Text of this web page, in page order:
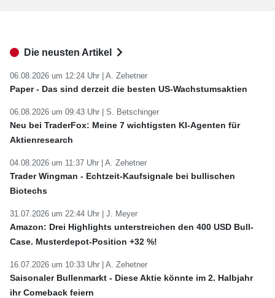
Die neusten Artikel
06.08.2026 um 12:24 Uhr | A. Zehetner
Paper - Das sind derzeit die besten US-Wachstumsaktien
06.08.2026 um 09:43 Uhr | S. Betschinger
Neu bei TraderFox: Meine 7 wichtigsten KI-Agenten für
Aktienresearch
04.08.2026 um 11:37 Uhr | A. Zehetner
Trader Wingman - Echtzeit-Kaufsignale bei bullischen
Biotechs
31.07.2026 um 22:44 Uhr | J. Meyer
Amazon: Drei Highlights unterstreichen den 400 USD Bull-
Case. Musterdepot-Position +32 %!
16.07.2026 um 10:33 Uhr | A. Zehetner
Saisonaler Bullenmarkt - Diese Aktie könnte im 2. Halbjahr
ihr Comeback feiern